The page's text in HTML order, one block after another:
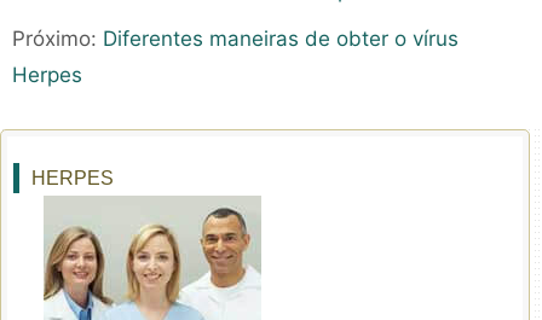
Próximo: Diferentes maneiras de obter o vírus
Herpes
HERPES